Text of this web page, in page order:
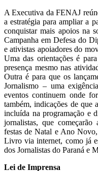
A Executiva da FENAJ
a estratégia para ampliar a
conquistar mais apoios na
Campanha em Defesa do
e ativistas apoiadores do
Uma das orientações é
presença mesmo nas
Outra é para que os
Jornalismo – uma
eventos continuem onde
também, indicações de que
incluída na programação e
jornalistas, que
festas de Natal e Ano
Livro via internet, como já
dos Jornalistas do Paraná e
Lei de Imprensa